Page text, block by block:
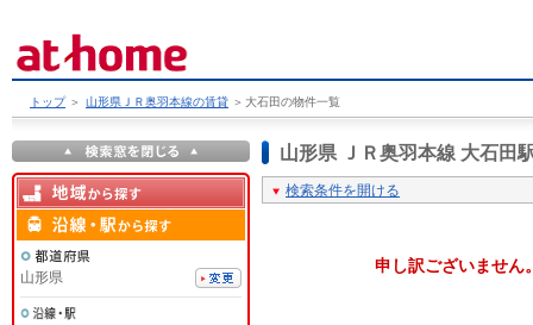
トップ ＞ 山形県ＪＲ奥羽本線の賃貸 ＞ 大石田の物件一覧
山形県 ＪＲ奥羽本線 大石田
検索条件を開ける
申し訳ございません
山形県